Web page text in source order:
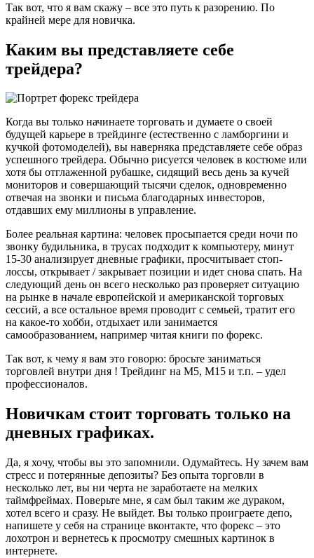
Так вот, что я вам скажу – все это путь к разорению. По
крайней мере для новичка.
Каким вы представляете себе
трейдера?
Когда вы только начинаете торговать и думаете о своей
будущей карьере в трейдинге (естественно с ламборгини и
кучкой фотомоделей), вы наверняка представляете себе образ
успешного трейдера. Обычно рисуется человек в костюме или
хотя бы отглаженной рубашке, сидящий весь день за кучей
мониторов и совершающий тысячи сделок, одновременно
отвечая на звонки и письма благодарных инвесторов,
отдавших ему миллионы в управление.
Более реальная картина: человек просыпается среди ночи по
звонку будильника, в трусах подходит к компьютеру, минут
15-30 анализирует дневные графики, просчитывает стоп-
лоссы, открывает / закрывает позиции и идет снова спать. На
следующий день он всего несколько раз проверяет ситуацию
на рынке в начале европейской и американской торговых
сессий, а все остальное время проводит с семьей, тратит его
на какое-то хобби, отдыхает или занимается
самообразованием, например читая книги по форекс.
Так вот, к чему я вам это говорю: бросьте заниматься
торговлей внутри дня ! Трейдинг на М5, М15 и т.п. – удел
профессионалов.
Новичкам стоит торговать только на
дневных графиках.
Да, я хочу, чтобы вы это запомнили. Одумайтесь. Ну зачем вам
стресс и потерянные депозиты? Без опыта торговли в
несколько лет, вы ни черта не заработаете на мелких
таймфреймах. Поверьте мне, я сам был таким же дураком,
хотел всего и сразу. Не выйдет. Вы только проиграете депо,
напишете у себя на странице вконтакте, что форекс – это
лохотрон и вернетесь к просмотру смешных картинок в
интернете.